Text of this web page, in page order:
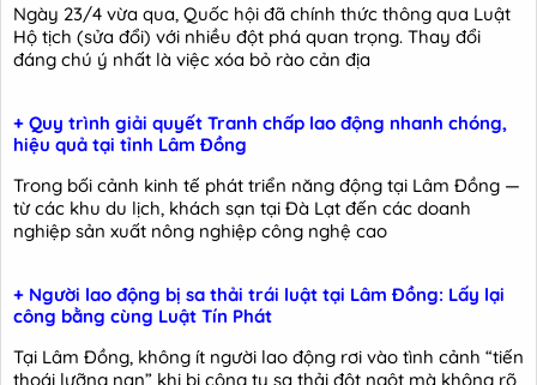
Ngày 23/4 vừa qua, Quốc hội đã chính thức thông qua Luật
Hộ tịch (sửa đổi) với nhiều đột phá quan trọng. Thay đổi
đáng chú ý nhất là việc xóa bỏ rào cản địa
+ Quy trình giải quyết Tranh chấp lao động nhanh chóng,
hiệu quả tại tỉnh Lâm Đồng
Trong bối cảnh kinh tế phát triển năng động tại Lâm Đồng —
từ các khu du lịch, khách sạn tại Đà Lạt đến các doanh
nghiệp sản xuất nông nghiệp công nghệ cao
+ Người lao động bị sa thải trái luật tại Lâm Đồng: Lấy lại
công bằng cùng Luật Tín Phát
Tại Lâm Đồng, không ít người lao động rơi vào tình cảnh “tiến
thoái lưỡng nan” khi bị công ty sa thải đột ngột mà không rõ